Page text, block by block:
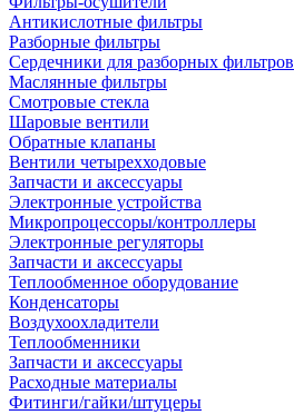
Антикислотные фильтры
Разборные фильтры
Сердечники для разборных фильтров
Маслянные фильтры
Смотровые стекла
Шаровые вентили
Обратные клапаны
Вентили четырехходовые
Запчасти и аксессуары
Электронные устройства
Микропроцессоры/контроллеры
Электронные регуляторы
Запчасти и аксессуары
Теплообменное оборудование
Конденсаторы
Воздухоохладители
Теплообменники
Запчасти и аксессуары
Расходные материалы
Фитинги/гайки/штуцеры